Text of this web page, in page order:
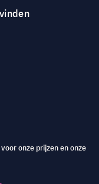
onze prijzen en onze